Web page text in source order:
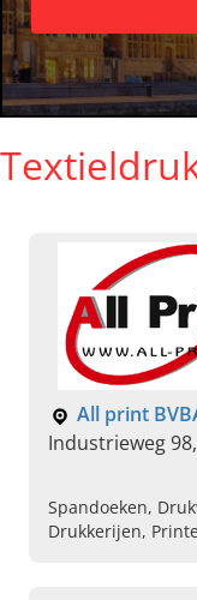
All print
Industrieweg
Spandoeken,
Drukkerijen,